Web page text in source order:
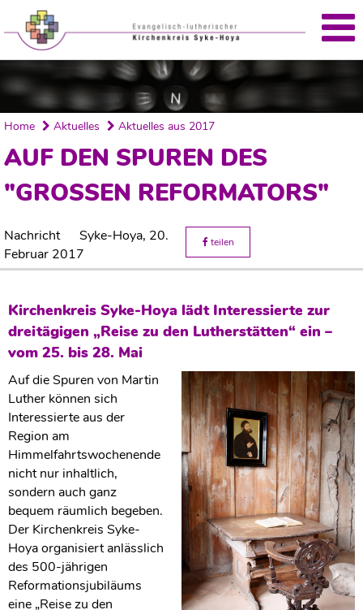
Home Aktuelles Aktuelles aus 2017
AUF DEN SPUREN DES
"GROSSEN REFORMATORS"
Nachricht Syke-Hoya, 20.
Februar 2017
teilen
Kirchenkreis Syke-Hoya lädt Interessierte zur
dreitägigen „Reise zu den Lutherstätten“ ein –
vom 25. bis 28. Mai
Auf die Spuren von Martin
Luther können sich
Interessierte aus der
Region am
Himmelfahrtswochenende
nicht nur inhaltlich,
sondern auch ganz
bequem räumlich begeben.
Der Kirchenkreis Syke-
Hoya organisiert anlässlich
des 500-jährigen
Reformationsjubiläums
eine „Reise zu den